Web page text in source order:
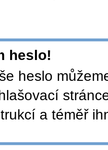
heslo!
heslo
a téměř